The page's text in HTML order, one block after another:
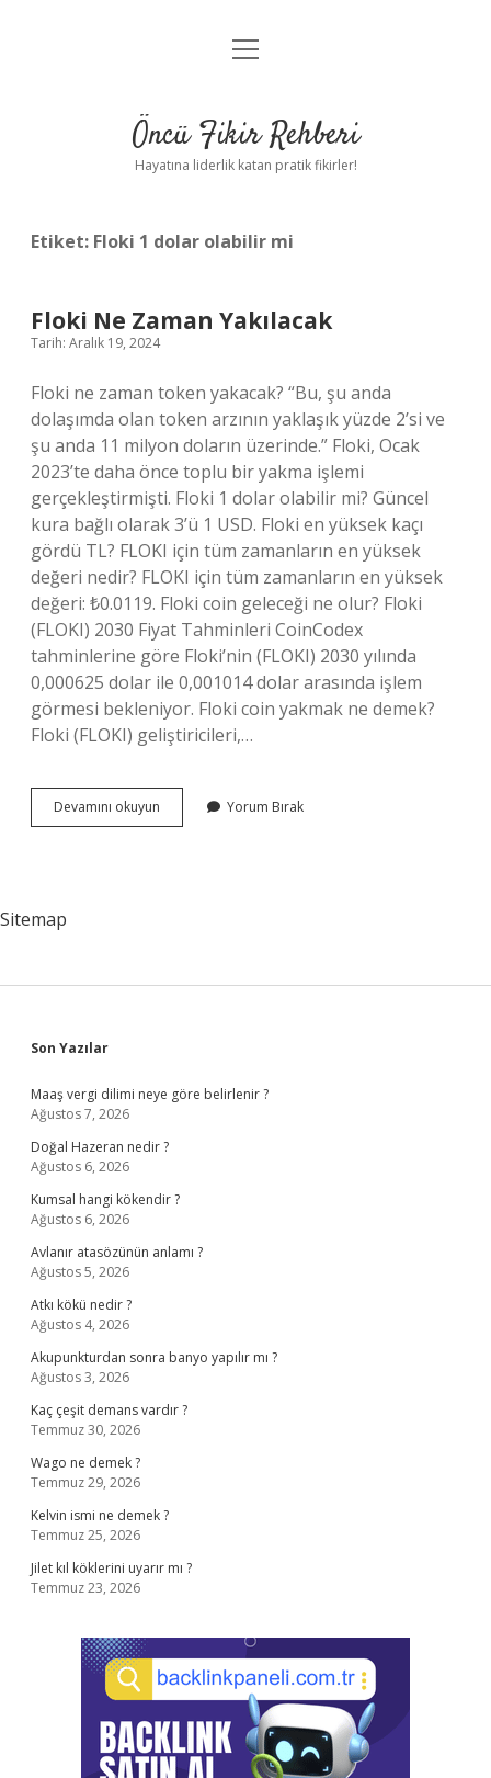
Anasayfa
Yasal Uyarı
menüyü
Öncü Fikir Rehberi
Hayatına liderlik katan pratik fikirler!
Etiket: Floki 1 dolar olabilir mi
Floki Ne Zaman Yakılacak
Tarih: Aralık 19, 2024
Floki ne zaman token yakacak? “Bu, şu anda
dolaşımda olan token arzının yaklaşık yüzde 2’si ve
şu anda 11 milyon doların üzerinde.” Floki, Ocak
2023’te daha önce toplu bir yakma işlemi
gerçekleştirmişti. Floki 1 dolar olabilir mi? Güncel
kura bağlı olarak 3’ü 1 USD. Floki en yüksek kaçı
gördü TL? FLOKI için tüm zamanların en yüksek
değeri nedir? FLOKI için tüm zamanların en yüksek
değeri: ₺0.0119. Floki coin geleceği ne olur? Floki
(FLOKI) 2030 Fiyat Tahminleri CoinCodex
tahminlerine göre Floki’nin (FLOKI) 2030 yılında
0,000625 dolar ile 0,001014 dolar arasında işlem
görmesi bekleniyor. Floki coin yakmak ne demek?
Floki (FLOKI) geliştiricileri,…
Devamını okuyun
Ne
Yorum Bırak
Sitemap
Sidebar
Son Yazılar
Maaş vergi dilimi neye göre belirlenir ?
Ağustos 7, 2026
Doğal Hazeran nedir ?
Ağustos 6, 2026
Kumsal hangi kökendir ?
Ağustos 6, 2026
Avlanır atasözünün anlamı ?
Ağustos 5, 2026
Atkı kökü nedir ?
Ağustos 4, 2026
Akupunkturdan sonra banyo yapılır mı ?
Ağustos 3, 2026
Kaç çeşit demans vardır ?
Temmuz 30, 2026
Wago ne demek ?
Temmuz 29, 2026
Kelvin ismi ne demek ?
Temmuz 25, 2026
Jilet kıl köklerini uyarır mı ?
Temmuz 23, 2026